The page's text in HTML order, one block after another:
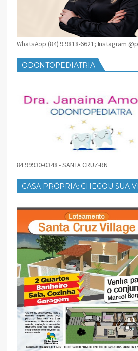
WhatsApp (84) 9.9818-6621; Instagram
ODONTOPEDIATRIA
84 99930-0348 - SANTA CRUZ-RN
CASA PRÓPRIA: CHEGOU SUA